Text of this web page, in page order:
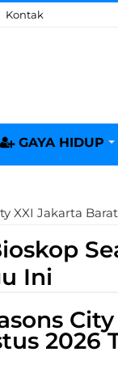
Kontak
GAYA HIDUP
XXI Jakarta
Ini
City
2026